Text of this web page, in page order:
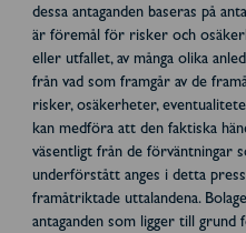
dessa antaganden baseras på
är föremål för risker och
eller utfallet, av många olika
från vad som framgår av de
risker, osäkerheter,
kan medföra att den faktiska
väsentligt från de förväntningar
underförstått anges i detta
framåtriktade uttalandena.
antaganden som ligger till